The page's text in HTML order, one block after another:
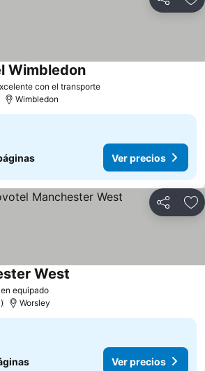
Compartir
con el transporteVer precios
WimbledonVer precios
Wimbledon
Ver precios
Compartir
equipadoVer precios
West
Worsley
Ver precios